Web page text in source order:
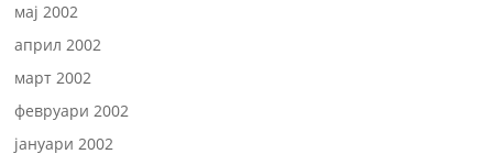
мај 2002
април 2002
март 2002
февруари 2002
јануари 2002